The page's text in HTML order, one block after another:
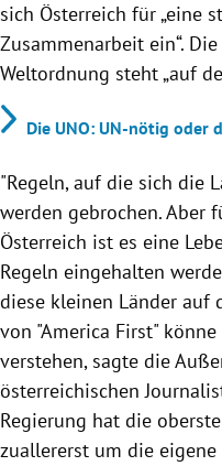
sich Österreich für „eine
Zusammenarbeit ein“.
Weltordnung steht „auf
Die UNO: UN-nötig oder
"Regeln, auf die sich die
werden gebrochen. Aber
Österreich ist es eine
Regeln eingehalten
diese kleinen Länder auf
von "America First"
verstehen, sagte die
österreichischen
Regierung hat die
zuallererst um die